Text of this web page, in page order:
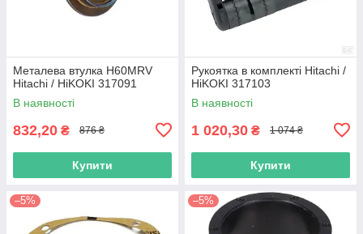
Металева втулка H60MRV
Hitachi / HiKOKI 317091
В наявності
832,20 ₴ 876 ₴
Купити
Рукоятка в комплекті Hitachi /
HiKOKI 317103
В наявності
1 020,30 ₴ 1 074 ₴
Купити
–5% –5%